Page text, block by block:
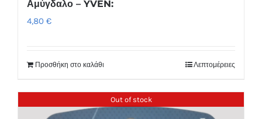
Αμύγδαλο – YVEN:
4,80 €
Προσθήκη στο καλάθι Λεπτομέρειες
Out of stock